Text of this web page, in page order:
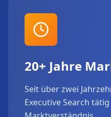
20+ Jahre
Seit über zwei
Executive Search